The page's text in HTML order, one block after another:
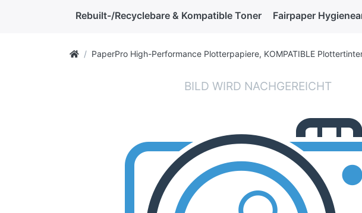
Rebuilt-/Recyclebare & Kompatible Toner Fairpaper
PaperPro High-Performance Plotterpapiere, KOMPATIBLE